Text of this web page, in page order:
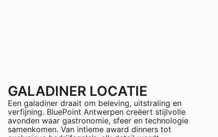
GALADINER LOCATIE
Een galadiner draait om beleving, uitstraling en
verfijning. BluePoint Antwerpen creëert stijlvolle
avonden waar gastronomie, sfeer en technologie
samenkomen. Van intieme award dinners tot